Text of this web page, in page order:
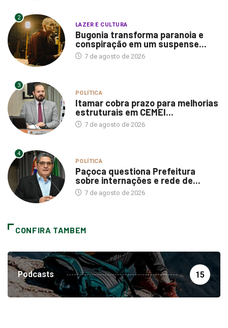
2
LAZER E CULTURA
Bugonia transforma paranoia e
conspiração em um suspense...
7 de agosto de 2026
3
POLÍTICA
Itamar cobra prazo para melhorias
estruturais em CEMEI...
7 de agosto de 2026
4
POLÍTICA
Paçoca questiona Prefeitura
sobre internações e rede de...
7 de agosto de 2026
CONFIRA TAMBEM
Podcasts 15